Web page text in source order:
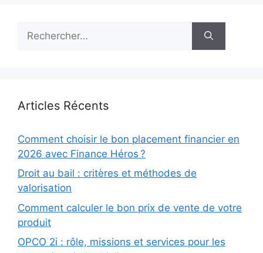
Articles Récents
Comment choisir le bon placement financier en
2026 avec Finance Héros ?
Droit au bail : critères et méthodes de
valorisation
Comment calculer le bon prix de vente de votre
produit
OPCO 2i : rôle, missions et services pour les